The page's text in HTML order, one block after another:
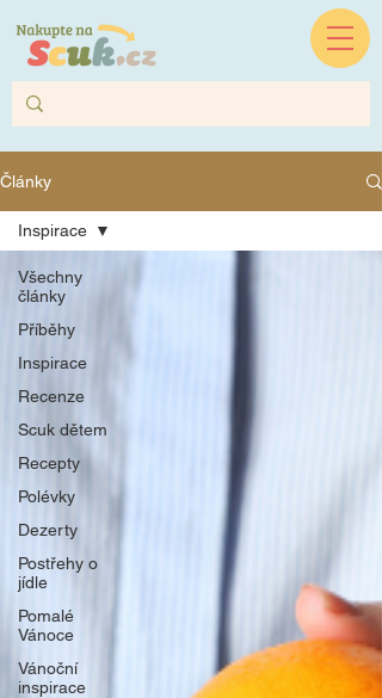
Články
Všechny
články
Příběhy
Inspirace
Recenze
Scuk dětem
Recepty
Polévky
Dezerty
Postřehy o
jídle
Pomalé
Vánoce
Vánoční
inspirace
Inspirace